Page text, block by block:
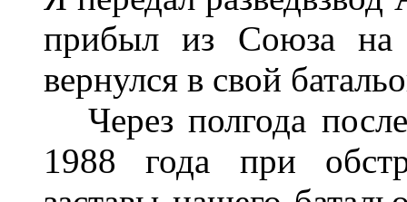
прибыл из Союза
вернулся в свой
Через полгода
1988 года при